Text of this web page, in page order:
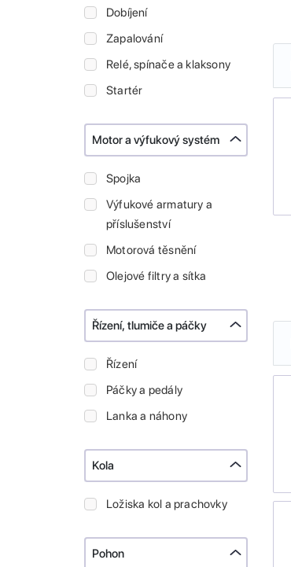
Dobíjení
Zapalování
Relé, spínače a klaksony
Startér
Motor a výfukový systém
Spojka
Výfukové armatury a
příslušenství
Motorová těsnění
Olejové filtry a sítka
Řízení, tlumiče a páčky
Řízení
Páčky a pedály
Lanka a náhony
Kola
Ložiska kol a prachovky
Pohon